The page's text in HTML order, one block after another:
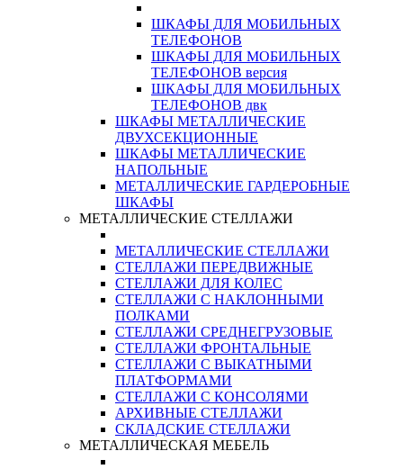
ШКАФЫ ДЛЯ МОБИЛЬНЫХ
ТЕЛЕФОНОВ
ШКАФЫ ДЛЯ МОБИЛЬНЫХ
ТЕЛЕФОНОВ версия
ШКАФЫ ДЛЯ МОБИЛЬНЫХ
ТЕЛЕФОНОВ двк
ШКАФЫ МЕТАЛЛИЧЕСКИЕ
ДВУХСЕКЦИОННЫЕ
ШКАФЫ МЕТАЛЛИЧЕСКИЕ
НАПОЛЬНЫЕ
МЕТАЛЛИЧЕСКИЕ ГАРДЕРОБНЫЕ
ШКАФЫ
МЕТАЛЛИЧЕСКИЕ СТЕЛЛАЖИ
МЕТАЛЛИЧЕСКИЕ СТЕЛЛАЖИ
СТЕЛЛАЖИ ПЕРЕДВИЖНЫЕ
СТЕЛЛАЖИ ДЛЯ КОЛЕС
СТЕЛЛАЖИ С НАКЛОННЫМИ
ПОЛКАМИ
СТЕЛЛАЖИ СРЕДНЕГРУЗОВЫЕ
СТЕЛЛАЖИ ФРОНТАЛЬНЫЕ
СТЕЛЛАЖИ С ВЫКАТНЫМИ
ПЛАТФОРМАМИ
СТЕЛЛАЖИ С КОНСОЛЯМИ
АРХИВНЫЕ СТЕЛЛАЖИ
СКЛАДСКИЕ СТЕЛЛАЖИ
МЕТАЛЛИЧЕСКАЯ МЕБЕЛЬ